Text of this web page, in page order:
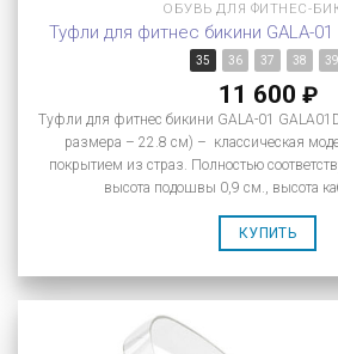
ОБУВЬ ДЛЯ ФИТНЕС-
Туфли для фитнес бикини GALA-
35 36 37 38 39
11 600 ₽
Туфли для фитнес бикини GALA-01
размера – 22.8 см) – классическая
покрытием из страз. Полностью
высота подошвы 0,9 см., высота
КУПИТЬ